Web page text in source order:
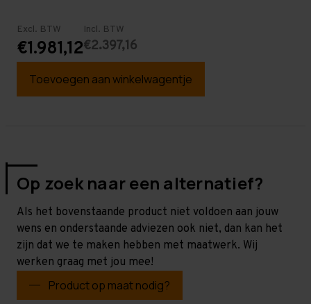
Excl. BTW
€1.981,12
Incl. BTW
€2.397,16
Toevoegen aan winkelwagentje
Op zoek naar een alternatief?
Als het bovenstaande product niet voldoen aan jouw
wens en onderstaande adviezen ook niet, dan kan het
zijn dat we te maken hebben met maatwerk. Wij
werken graag met jou mee!
Product op maat nodig?